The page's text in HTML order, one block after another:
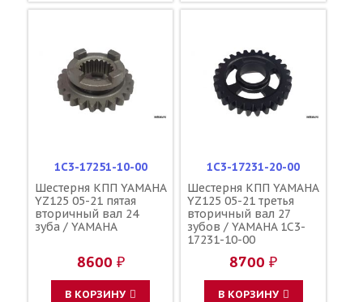
1C3-17251-10-00
Шестерня КПП YAMAHA
YZ125 05-21 пятая
вторичный вал 24
зуба / YAMAHA
8600 ₽
В КОРЗИНУ
1C3-17231-20-00
Шестерня КПП YAMAHA
YZ125 05-21 третья
вторичный вал 27
зубов / YAMAHA 1C3-
17231-10-00
8700 ₽
В КОРЗИНУ